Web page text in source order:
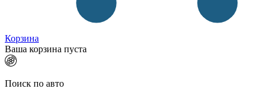
Корзина
Ваша корзина пуста
Поиск по авто